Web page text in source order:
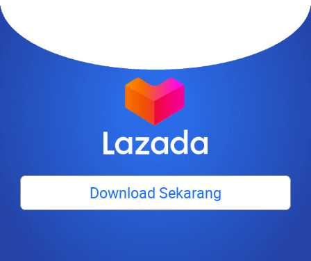
Download Sekarang